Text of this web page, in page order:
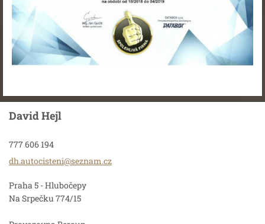
David Hejl
777 606 194
dh.autocisteni@seznam.cz
Praha 5 - Hlubočepy
Na Srpečku 774/15